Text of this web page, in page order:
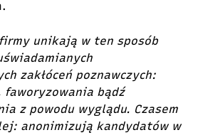
unikają w ten sposób
zakłóceń poznawczych:
bądź
z powodu wyglądu. Czasem
anonimizują kandydatów w